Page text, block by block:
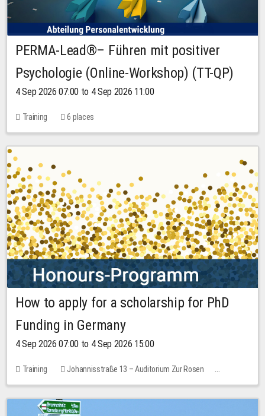
PERMA-Lead®– Führen mit positiver
Psychologie (Online-Workshop) (TT-QP)
4 Sep 2026 07:00 to 4 Sep 2026 11:00
Training 6 places
How to apply for a scholarship for PhD
Funding in Germany
4 Sep 2026 07:00 to 4 Sep 2026 15:00
Training
Johannisstraße 13 – Auditorium Zur Rosen
No free places